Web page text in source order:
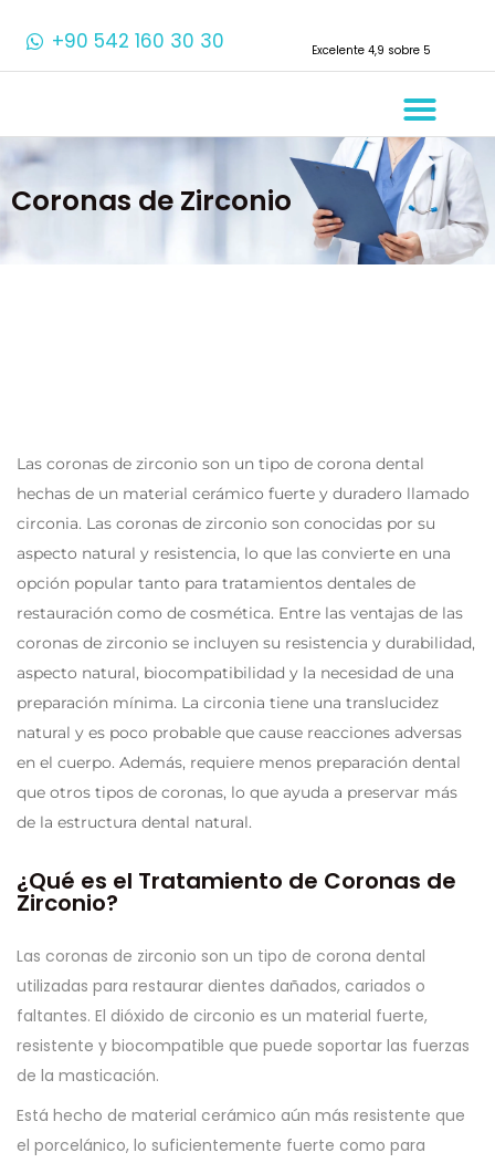
+90 542 160 30 30 Excelente 4,9 sobre 5
Coronas de Zirconio
Las coronas de zirconio son un tipo de corona dental
hechas de un material cerámico fuerte y duradero llamado
circonia. Las coronas de zirconio son conocidas por su
aspecto natural y resistencia, lo que las convierte en una
opción popular tanto para tratamientos dentales de
restauración como de cosmética. Entre las ventajas de las
coronas de zirconio se incluyen su resistencia y durabilidad,
aspecto natural, biocompatibilidad y la necesidad de una
preparación mínima. La circonia tiene una translucidez
natural y es poco probable que cause reacciones adversas
en el cuerpo. Además, requiere menos preparación dental
que otros tipos de coronas, lo que ayuda a preservar más
de la estructura dental natural.
¿Qué es el Tratamiento de Coronas de
Zirconio?
Las coronas de zirconio son un tipo de corona dental
utilizadas para restaurar dientes dañados, cariados o
faltantes. El dióxido de circonio es un material fuerte,
resistente y biocompatible que puede soportar las fuerzas
de la masticación.
Está hecho de material cerámico aún más resistente que
el porcelánico, lo suficientemente fuerte como para